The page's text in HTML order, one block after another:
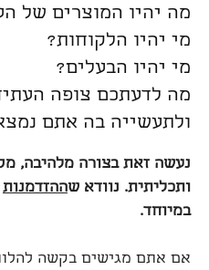
מה יהיו המוצרים של
מי יהיו הלקוחות?
מי יהיו הבעלים?
מה לדעתכם צופה
ולתעשייה בה אתם
נעשה זאת בצורה מלהיבה,
ותכליתית. נוודא שההזדמנות
במיוחד.
אם אתם מגישים בקשה